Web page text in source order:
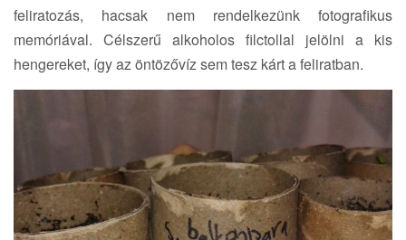
feliratozás, hacsak nem rendelkezünk fotografikus
memóriával. Célszerű alkoholos filctollal jelölni a kis
hengereket, így az öntözővíz sem tesz kárt a feliratban.